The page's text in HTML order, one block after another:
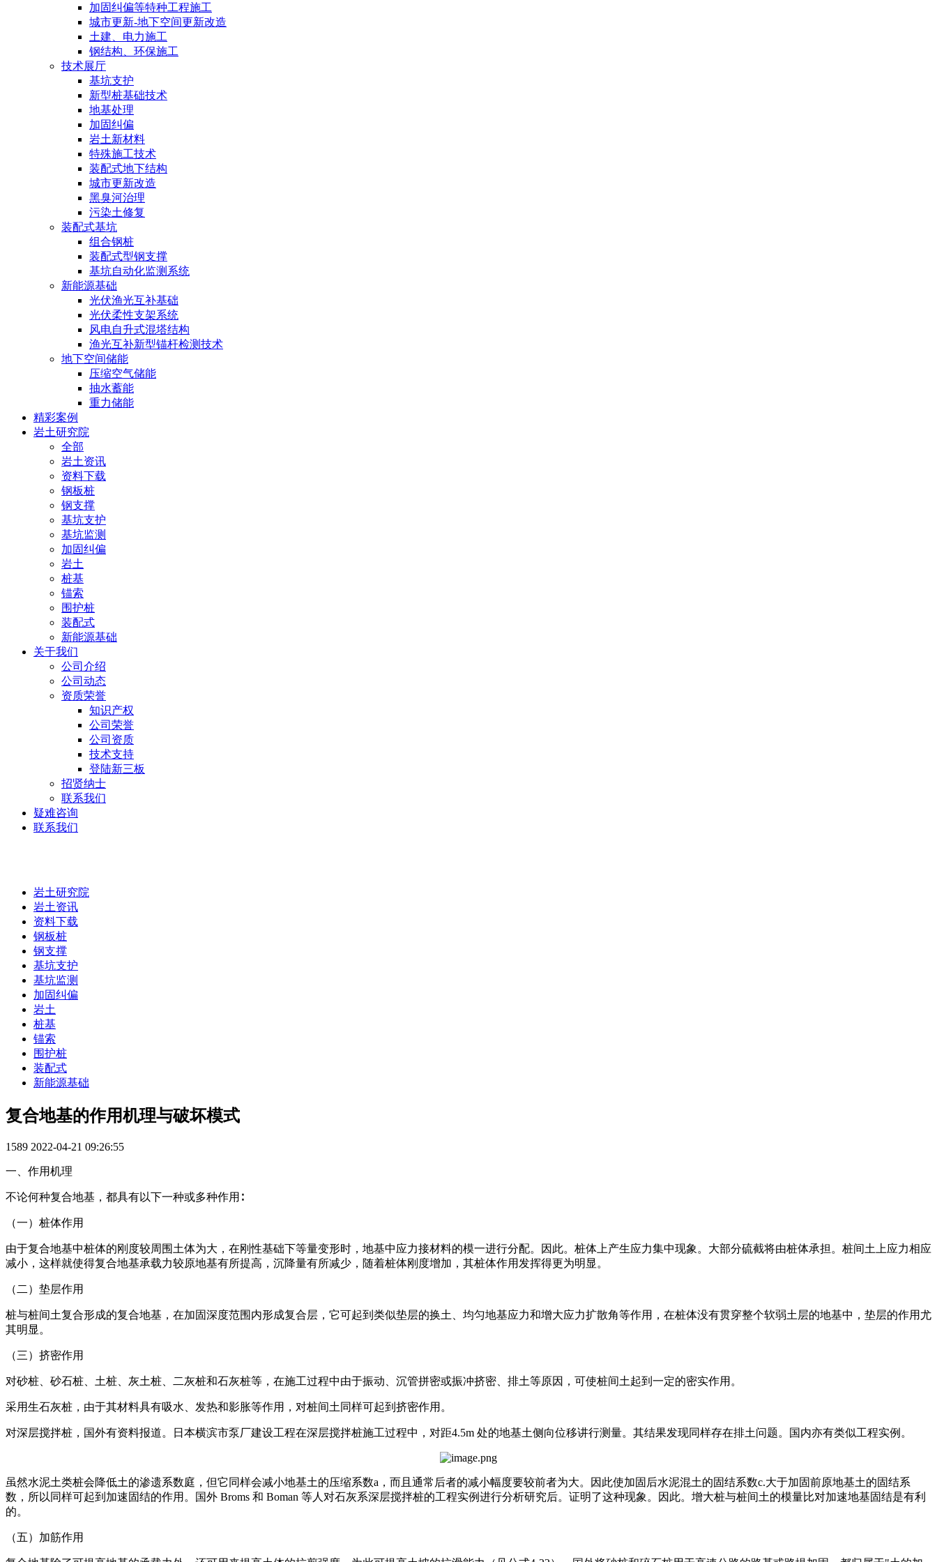
加固纠偏等特种工程施工
城市更新-地下空间更新改造
土建、电力施工
钢结构、环保施工
技术展厅
基坑支护
新型桩基础技术
地基处理
加固纠偏
岩土新材料
特殊施工技术
装配式地下结构
城市更新改造
黑臭河治理
污染土修复
装配式基坑
组合钢桩
装配式型钢支撑
基坑自动化监测系统
新能源基础
光伏渔光互补基础
光伏柔性支架系统
风电自升式混塔结构
渔光互补新型锚杆检测技术
地下空间储能
压缩空气储能
抽水蓄能
重力储能
精彩案例
岩土研究院
全部
岩土资讯
资料下载
钢板桩
钢支撑
基坑支护
基坑监测
加固纠偏
岩土
桩基
锚索
围护桩
装配式
新能源基础
关于我们
公司介绍
公司动态
资质荣誉
知识产权
公司荣誉
公司资质
技术支持
登陆新三板
招贤纳士
联系我们
疑难咨询
联系我们
岩土研究院
岩土资讯
资料下载
钢板桩
钢支撑
基坑支护
基坑监测
加固纠偏
岩土
桩基
锚索
围护桩
装配式
新能源基础
复合地基的作用机理与破坏模式
1589 2022-04-21 09:26:55
一、作用机理
不论何种复合地基，都具有以下一种或多种作用∶
（一）桩体作用
由于复合地基中桩体的刚度较周围土体为大，在刚性基础下等量变形时，地基中应力接材料的模一进行分配。因此。桩体上产生应力集中现象。大部分硫截将由桩体承担。桩间土上应力相应
减小，这样就使得复合地基承载力较原地基有所提高，沉降量有所减少，随着桩体刚度增加，其桩体作用发挥得更为明显。
（二）垫层作用
桩与桩间土复合形成的复合地基，在加固深度范围内形成复合层，它可起到类似垫层的换土、均匀地基应力和增大应力扩散角等作用，在桩体没有贯穿整个软弱土层的地基中，垫层的作用尤
其明显。
（三）挤密作用
对砂桩、砂石桩、土桩、灰土桩、二灰桩和石灰桩等，在施工过程中由于振动、沉管拼密或振冲挤密、排土等原因，可使桩间土起到一定的密实作用。
采用生石灰桩，由于其材料具有吸水、发热和影胀等作用，对桩间土同样可起到挤密作用。
对深层搅拌桩，国外有资料报道。日本横滨市泵厂建设工程在深层搅拌桩施工过程中，对距4.5m 处的地基土侧向位移讲行测量。其结果发现同样存在排土问题。国内亦有类似工程实例。
虽然水泥土类桩会降低土的渗遗系数庭，但它同样会减小地基土的压缩系数a，而且通常后者的减小幅度要较前者为大。因此使加固后水泥混土的固结系数c.大于加固前原地基土的固结系
数，所以同样可起到加速固结的作用。国外 Broms 和 Boman 等人对石灰系深层搅拌桩的工程实例进行分析研究后。证明了这种现象。因此。增大桩与桩间土的模量比对加速地基固结是有利
的。
（五）加筋作用